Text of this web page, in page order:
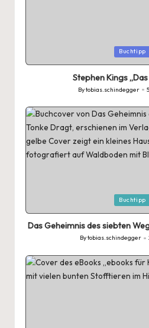
in
Buchtipp
Stephen Kings
Posted
by
Bytobias.schindegger
in
Buchtipp
Das Geheimnis des siebten
Posted
Bytobias.schindegger